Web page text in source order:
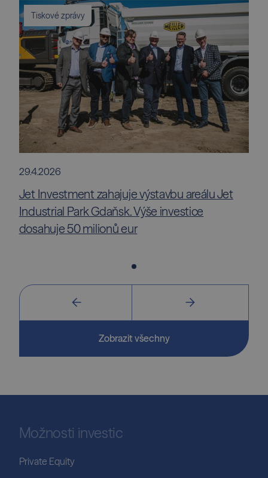
Tiskové zprávy
29.4.2026
Jet Investment zahajuje výstavbu areálu Jet
Industrial Park Gdaňsk. Výše investice
dosahuje 50 milionů eur
Zobrazit všechny
Možnosti investic
Private Equity